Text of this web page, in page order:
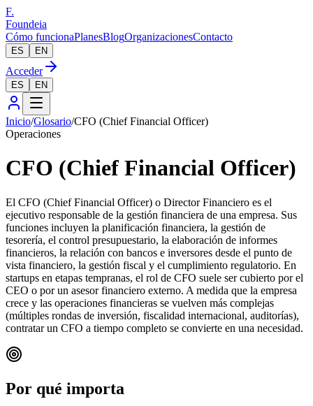
F.
Foundeia
Cómo funcionaPlanesBlogOrganizacionesContacto
ES EN
Acceder
ES EN
Inicio/Glosario/CFO (Chief Financial Officer)
Operaciones
CFO (Chief Financial Officer)
El CFO (Chief Financial Officer) o Director Financiero es el
ejecutivo responsable de la gestión financiera de una empresa. Sus
funciones incluyen la planificación financiera, la gestión de
tesorería, el control presupuestario, la elaboración de informes
financieros, la relación con bancos e inversores desde el punto de
vista financiero, la gestión fiscal y el cumplimiento regulatorio. En
startups en etapas tempranas, el rol de CFO suele ser cubierto por el
CEO o por un asesor financiero externo. A medida que la empresa
crece y las operaciones financieras se vuelven más complejas
(múltiples rondas de inversión, fiscalidad internacional, auditorías),
contratar un CFO a tiempo completo se convierte en una necesidad.
Por qué importa